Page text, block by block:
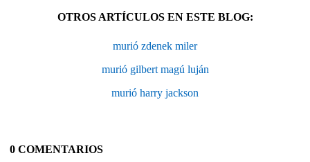
OTROS ARTÍCULOS EN ESTE BLOG:
murió zdenek miler
murió gilbert magú luján
murió harry jackson
0 COMENTARIOS